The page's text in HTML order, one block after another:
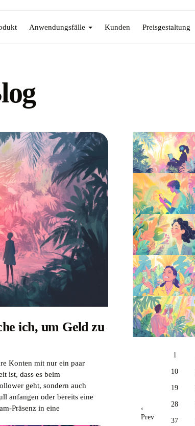
Anwendungsfälle Kunden Preisgestaltung
ich, um Geld zu
Konten mit nur ein paar
ist, dass es beim
geht, sondern auch
anfangen oder bereits eine
Präsenz in eine
‹
Prev
1
10
19
28
37